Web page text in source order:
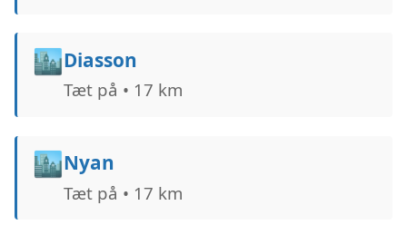
🏙️Diasson
Tæt på • 17 km
🏙️Nyan
Tæt på • 17 km